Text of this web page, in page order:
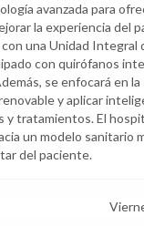
avanzada para
la experiencia del
una Unidad Integral
con quirófanos
se enfocará en
y aplicar
y tratamientos. El
un modelo sanitario
del paciente.